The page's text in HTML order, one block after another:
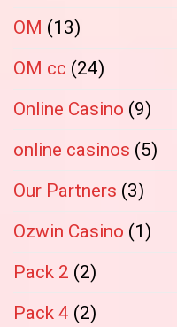
OM (13)
OM cc (24)
Online Casino (9)
online casinos (5)
Our Partners (3)
Ozwin Casino (1)
Pack 2 (2)
Pack 4 (2)